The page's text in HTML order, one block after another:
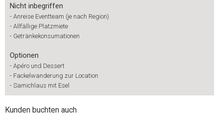
Nicht inbegriffen
- Anreise Eventteam (je nach Region)
- Allfällige Platzmiete
- Getränkekonsumationen
Optionen
- Apéro und Dessert
- Fackelwanderung zur Location
- Samichlaus mit Esel
Kunden buchten auch